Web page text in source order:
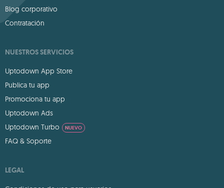
Blog corporativo
Contratación
NUESTROS SERVICIOS
Uptodown App Store
Publica tu app
Promociona tu app
Uptodown Ads
Uptodown Turbo
NUEVO
FAQ & Soporte
LEGAL